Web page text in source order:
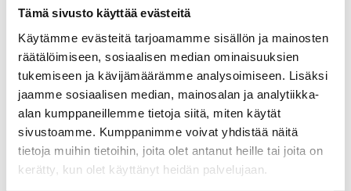
Tämä sivusto käyttää evästeitä
Käytämme evästeitä tarjoamamme sisällön ja mainosten
räätälöimiseen, sosiaalisen median ominaisuuksien
tukemiseen ja kävijämäärämme analysoimiseen. Lisäksi
jaamme sosiaalisen median, mainosalan ja analytiikka-
alan kumppaneillemme tietoja siitä, miten käytät
sivustoamme. Kumppanimme voivat yhdistää näitä
tietoja muihin tietoihin, joita olet antanut heille tai joita on
kerätty, kun olet käyttänyt heidän palvelujaan.
omaan tahtiinsa. Välillä ottaa pikkukenkäiselle
koville. Turhautuminen on sukulainen vitutukselle,
jota on syytä kanavoida hyvän tekemiseen ja uuden
luomiseen.
Itse ainakin yritän pitää huolta, että jaksan
yrittää ja tehdä tuiskuista huolimatta.